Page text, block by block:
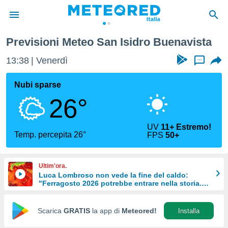
di
per
le
di
Web
Previsioni Meteo San Isidro Buenavista
13:38 Venerdì ...
Nubi sparse
26°
Temp. percepita 26°
UV 11+ Estremo!
FPS50+
Ultim'ora.
Luca Lombroso non vede la fine del caldo:
"Ferragosto 2026 potrebbe entrare nella storia.
Scarica GRATIS la app di Meteored! Installa